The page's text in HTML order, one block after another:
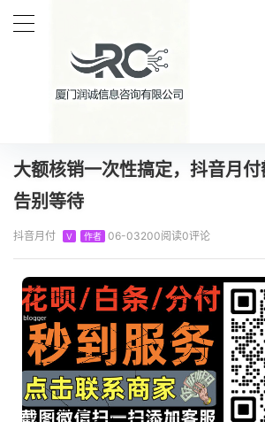
当前位置： 首页 知识百科
大额核销一次性搞定，抖音月
告别等待
抖音月付 V 作者 06-03200阅读0评论